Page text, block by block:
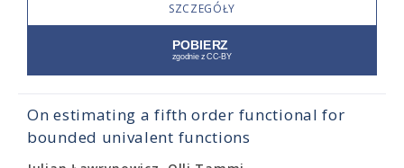
SZCZEGÓŁY
On estimating a fifth order functional for
bounded univalent functions